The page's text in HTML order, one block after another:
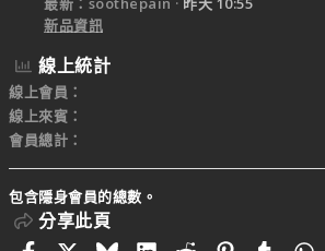
新品資訊
線上統計
線上會員
線上來賓
會員總計
包含隱身會員的總數。
分享此頁